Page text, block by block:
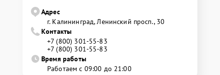
Адрес
г. Калининград, Ленинский просп., 30
Контакты
+7 (800) 301-55-83
+7 (800) 301-55-83
Время работы
Работаем с 09:00 до 21:00